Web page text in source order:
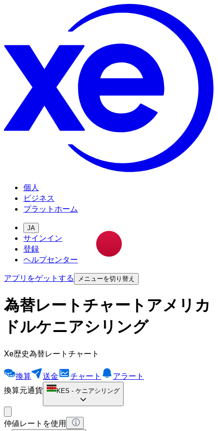
個人
ビジネス
プラットホーム
JA
サインイン
登録
ヘルプセンター
アプリをゲットする
メニューを切り替え
為替レートチャートアメリカ
ドルケニアシリング
Xe歴史為替レートチャート
換算 送金 チャート
アラート
換算元通貨
KES - ケニアシリング
仲値レートを使用